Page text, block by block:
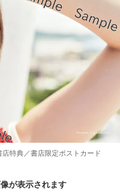
特典／書店限定ポストカード
が表示されます